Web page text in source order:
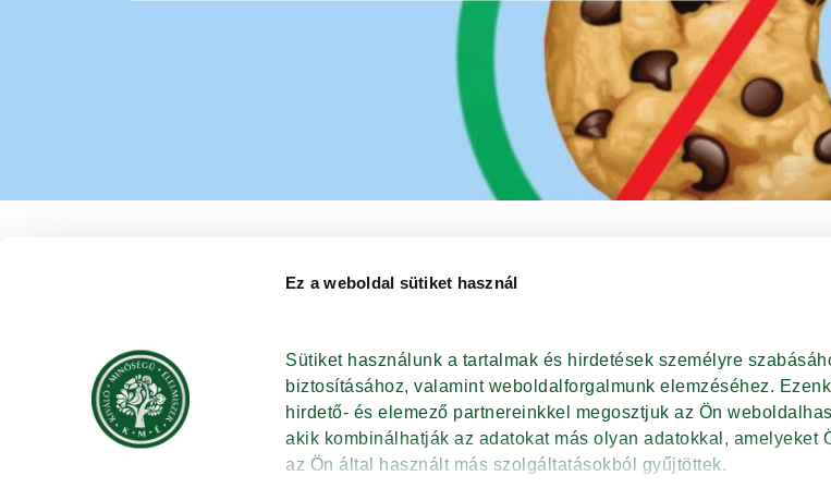
Ez a weboldal sütiket használ
Sütiket használunk a tartalmak és hirdetések személyre
biztosításához, valamint weboldalforgalmunk elemzéséhez.
hirdető- és elemező partnereinkkel megosztjuk az Ön
akik kombinálhatják az adatokat más olyan adatokkal, amelyeket
az Ön által használt más szolgáltatásokból gyűjtöttek.
ISMERJE MEG A KMÉ-T
RECEPTEK
TUDÁSBÁZIS
KAPCSOLAT
HÍRBLOG
HÍRLEVÉL
NYITÓOLDAL